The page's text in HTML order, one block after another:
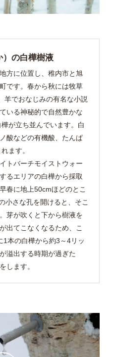
）の白樺樹液
方に位置し、稚内市と旭
です。春から秋には牧草
羊でおなじみの有名な小説
いる神秘的で自然豊かな
が立ち並んでいます。白
酸などの有機酸、たんぱ
ます。
トバーチモイストウォー
るエリアの白樺から採取
春に地上50cmほどのとこ
小さな孔を開けると、そこ
芽が吹くと下から樹液を
出てこなくなるため、こ
1本の白樺から約3～4リッ
溢出する時期が過ぎた
します。